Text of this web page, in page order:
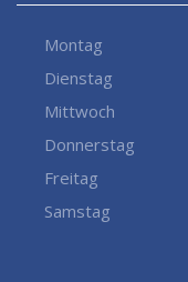
Montag
Dienstag
Mittwoch
Donnerstag
Freitag
Samstag